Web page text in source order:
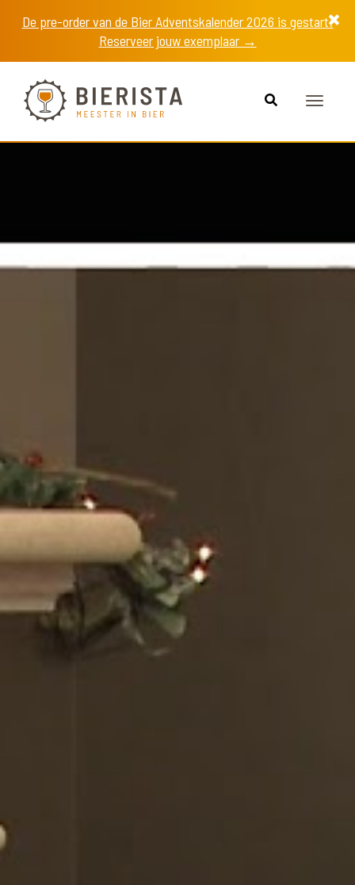
De pre-order van de Bier Adventskalender 2026 is gestart!
Reserveer jouw exemplaar →
Toggle